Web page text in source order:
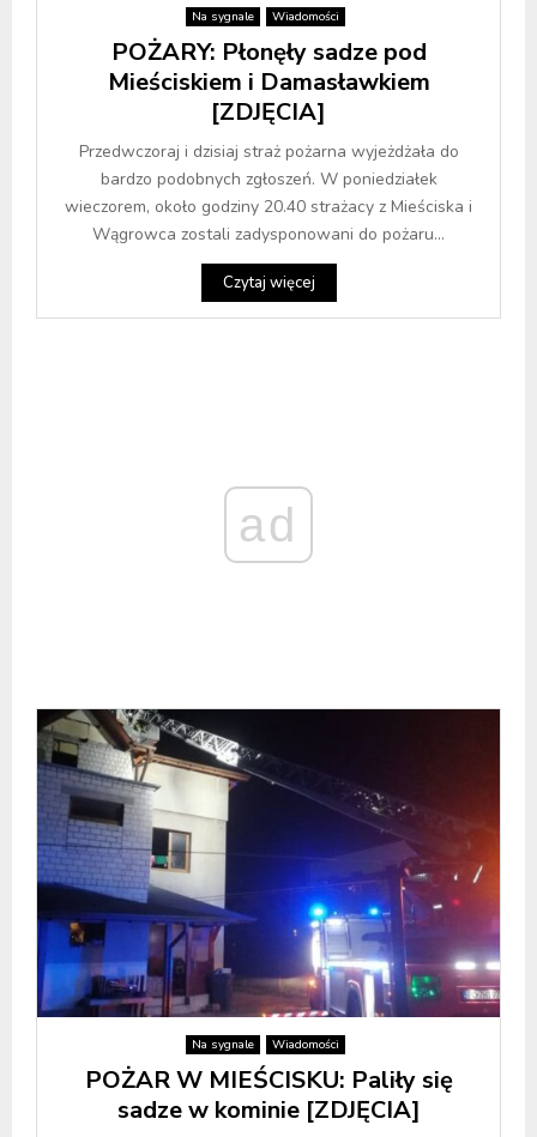
Na sygnale Wiadomości
POŻARY: Płonęły sadze pod
Mieściskiem i Damasławkiem
[ZDJĘCIA]
Przedwczoraj i dzisiaj straż pożarna wyjeżdżała do
bardzo podobnych zgłoszeń. W poniedziałek
wieczorem, około godziny 20.40 strażacy z Mieściska i
Wągrowca zostali zadysponowani do pożaru...
Czytaj więcej
ad
Na sygnale Wiadomości
POŻAR W MIEŚCISKU: Paliły się
sadze w kominie [ZDJĘCIA]